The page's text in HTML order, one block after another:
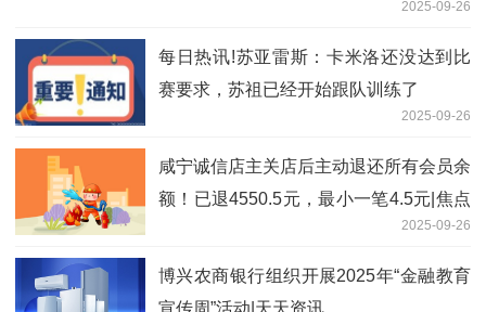
2025-09-26
每日热讯!苏亚雷斯：卡米洛还没达到比
赛要求，苏祖已经开始跟队训练了
2025-09-26
咸宁诚信店主关店后主动退还所有会员余
额！已退4550.5元，最小一笔4.5元|焦点
2025-09-26
博兴农商银行组织开展2025年“金融教育
宣传周”活动|天天资讯